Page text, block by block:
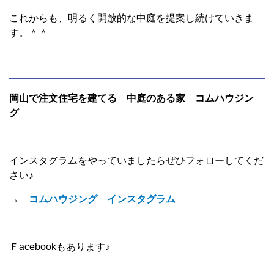
これからも、明るく開放的な中庭を提案し続けていきま
す。＾＾
岡山で注文住宅を建てる 中庭のある家 コムハウジン
グ
インスタグラムをやっていましたらぜひフォローしてくだ
さい♪
→ コムハウジング インスタグラム
Ｆacebookもあります♪